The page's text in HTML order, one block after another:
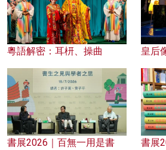
粵語解密：耳枅、操曲 皇后
書展2026｜百無一用是書
書展